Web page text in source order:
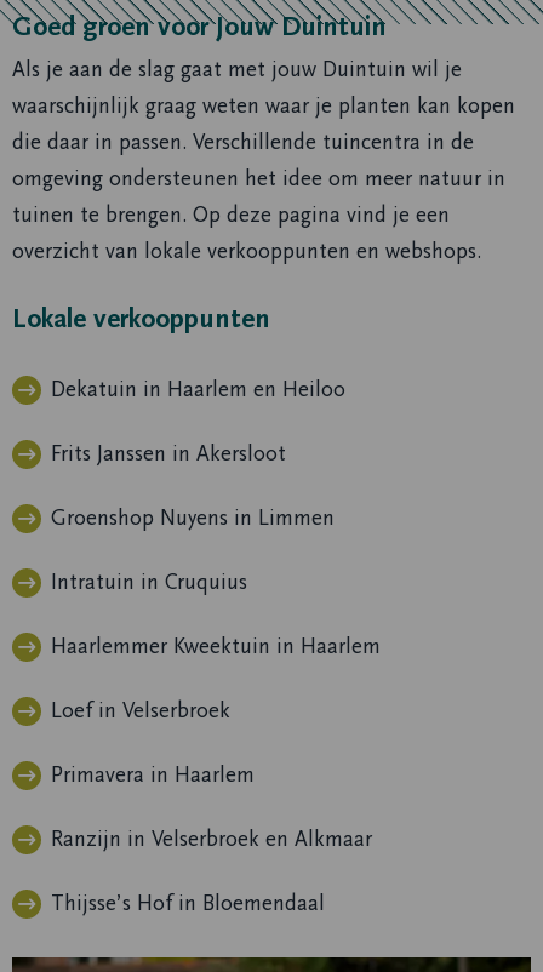
Goed groen voor Jouw Duintuin
Als je aan de slag gaat met jouw Duintuin wil je
waarschijnlijk graag weten waar je planten kan kopen
die daar in passen. Verschillende tuincentra in de
omgeving ondersteunen het idee om meer natuur in
tuinen te brengen. Op deze pagina vind je een
overzicht van lokale verkooppunten en webshops.
Lokale verkooppunten
Dekatuin in Haarlem en Heiloo
Frits Janssen in Akersloot
Groenshop Nuyens in Limmen
Intratuin in Cruquius
Haarlemmer Kweektuin in Haarlem
Loef in Velserbroek
Primavera in Haarlem
Ranzijn in Velserbroek en Alkmaar
Thijsse’s Hof in Bloemendaal